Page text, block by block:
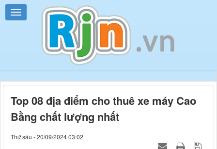
Top 08 địa điểm cho thuê xe máy Cao
Bằng chất lượng nhất
Thứ sáu - 20/09/2024 03:02